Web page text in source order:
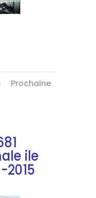
Prochaine
ile